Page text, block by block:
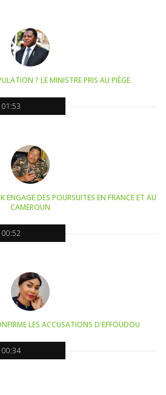
01:53
? LE MINISTRE PRIS AU PIÈGE
00:52
ENGAGE DES POURSUITES EN FRANCE ET AU
CAMEROUN
00:34
LES ACCUSATIONS D'EFFOUDOU